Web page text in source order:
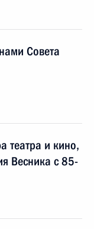
Совета
театра и кино,
Весника с 85-